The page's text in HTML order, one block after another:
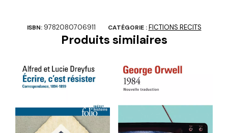
ISBN: 9782080706911 CATÉGORIE :FICTIONS RECITS
Produits similaires